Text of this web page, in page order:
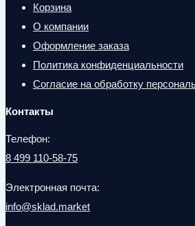
Корзина
О компании
Оформление заказа
Политика конфиденциальности
Согласие на обработку
Контакты
Телефон:
8 499 110-58-75
Электронная почта:
info@sklad.market